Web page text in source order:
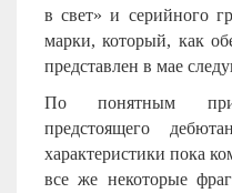
в свет» и серийного
марки, который, как
представлен в мае
По понятным
предстоящего
характеристики пока
все же некоторые